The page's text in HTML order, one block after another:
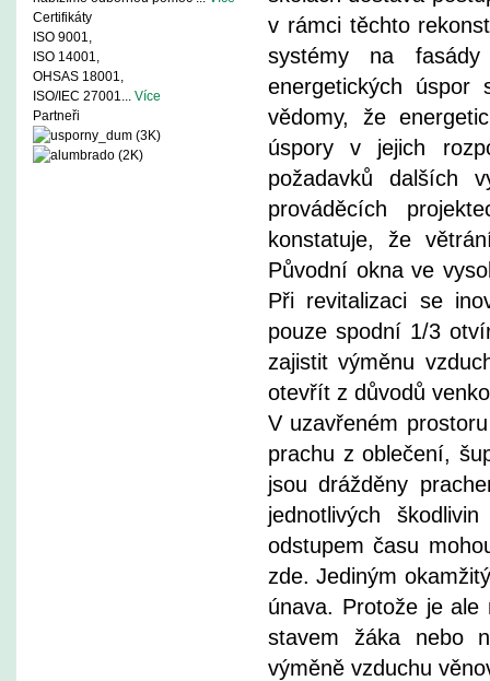
v rámci těchto
systémy na
energetických
vědomy, že
úspory v jejich
požadavků dalších
prováděcích
konstatuje, že
Původní okna ve
Při revitalizaci se
pouze spodní 1/3
zajistit výměnu
otevřít z důvodů
V uzavřeném
prachu z oblečení,
jsou drážděny
jednotlivých
odstupem času
zde. Jediným
únava. Protože je
stavem žáka nebo
výměně vzduchu
Certifikáty
ISO 9001,
ISO 14001,
OHSAS 18001,
ISO/IEC 27001... Více
Partneři